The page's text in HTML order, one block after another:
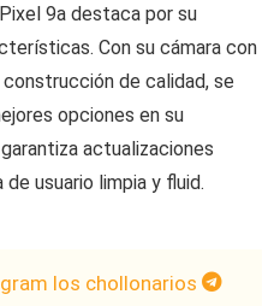
9a destaca por su
Con su cámara con
de calidad, se
opciones en su
actualizaciones
usuario limpia y fluid.
los chollonarios